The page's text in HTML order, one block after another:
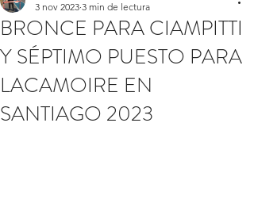
BRONCE PARA CIAMPITTI
Y SÉPTIMO PUESTO PARA
LACAMOIRE EN
SANTIAGO 2023
3 nov 2023 3 min de lectura